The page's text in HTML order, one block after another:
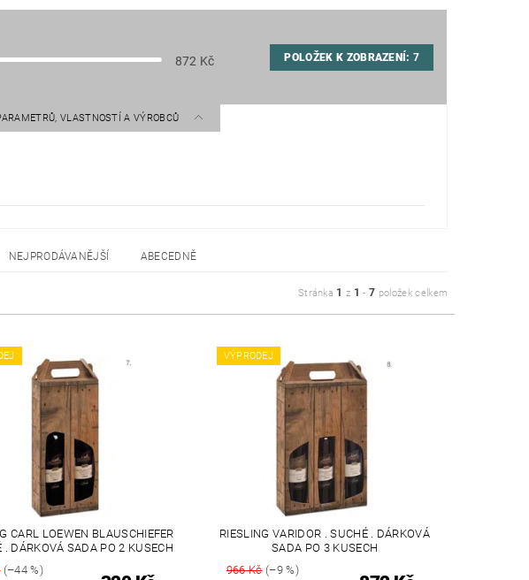
872 Kč POLOŽEK K ZOBRAZENÍ:7
VLASTNOSTÍ A VÝROBCŮ
NEJPRODÁVANĚJŠÍ ABECEDNĚ
Stránka 1 z 1 -7 položek celkem
CARL LOEWEN BLAUSCHIEFER
. DÁRKOVÁ SADA PO 2 KUSECH
(–44 %)
VÝPRODEJ
RIESLING VARIDOR . SUCHÉ . DÁRKOVÁ
SADA PO 3 KUSECH
966 Kč(–9 %)